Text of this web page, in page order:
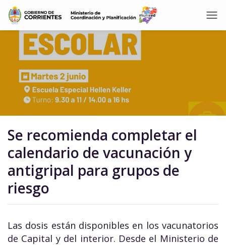
Se recomienda completar el
calendario de vacunación y
antigripal para grupos de
riesgo
Las dosis están disponibles en los vacunatorios
de Capital y del interior. Desde el Ministerio de